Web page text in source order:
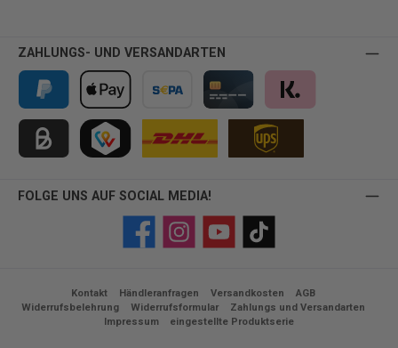
ZAHLUNGS- UND VERSANDARTEN
PayPal Apple Pay Vorkasse Kreditkarte Klarna
FOLGE UNS AUF SOCIAL MEDIA!
FacebookInstagramYouTube TikTok
Kontakt Händleranfragen Versandkosten
AGB
Widerrufsbelehrung
Widerrufsformular
Zahlungs und Versandarten
Impressum
eingestellte Produktserie